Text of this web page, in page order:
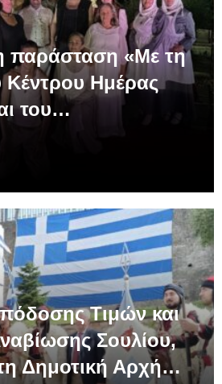
παράσταση «Με τη
Κέντρου Ημέρας
του…
Τιμών και
Σουλίου,
τη Δημοτική Αρχή…